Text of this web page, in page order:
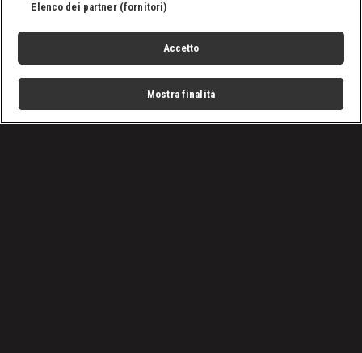
Elenco dei partner (fornitori)
Accetto
Mostra finalità